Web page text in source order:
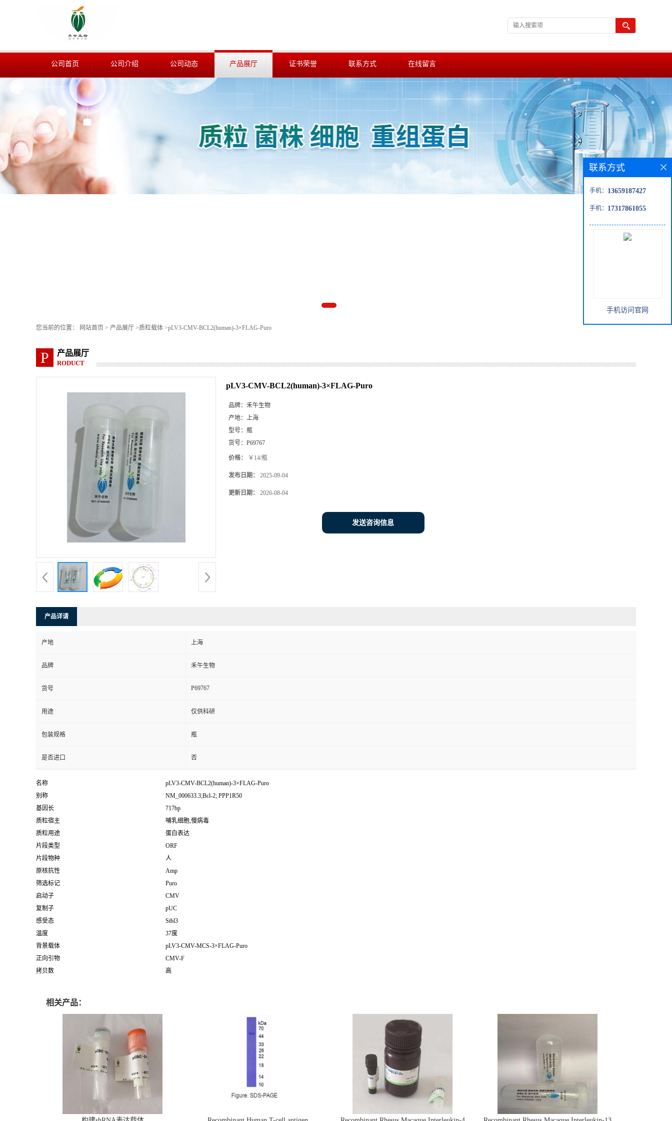
公司首页 公司介绍 公司动态 产品展厅 证书荣誉 联系方式 在线留言
您当前的位置： 网站首页 > 产品展厅 >质粒载体 >pLV3-CMV-BCL2(human)-3×FLAG-Puro
P 产品展厅
RODUCT
pLV3-CMV-BCL2(human)-3×FLAG-Puro
品牌： 禾午生物
产地： 上海
型号： 瓶
货号： P69767
价格： ￥14/瓶
发布日期： 2025-09-04
更新日期： 2026-08-04
发送咨询信息
产品详请
产地 上海
品牌 禾午生物
货号 P69767
用途 仅供科研
包装规格 瓶
是否进口 否
名称
pLV3-CMV-BCL2(human)-3×FLAG-Puro
别称
NM_000633.3;Bcl-2; PPP1R50
基因长
717bp
质粒宿主
哺乳细胞,慢病毒
质粒用途
蛋白表达
片段类型
ORF
片段物种
人
原核抗性
Amp
筛选标记
Puro
启动子
CMV
复制子
pUC
感受态
Stbl3
温度
37度
背景载体
pLV3-CMV-MCS-3×FLAG-Puro
正向引物
CMV-F
拷贝数
高
相关产品：
联系方式
手机： 13659187427
手机： 17317861055
手机访问官网